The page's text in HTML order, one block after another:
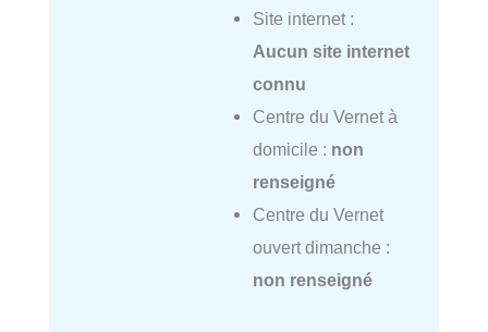
Site internet :
Aucun site internet
connu
Centre du Vernet à
domicile : non
renseigné
Centre du Vernet
ouvert dimanche :
non renseigné